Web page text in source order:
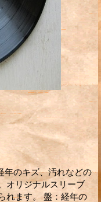
のキズ、汚れなどの
オリジナルスリーブ
れます。 盤：経年の